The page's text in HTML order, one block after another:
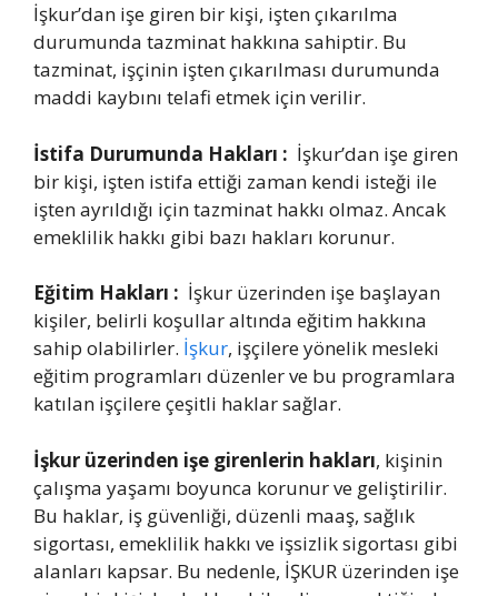
İşkur’dan işe giren bir kişi, işten çıkarılma
durumunda tazminat hakkına sahiptir. Bu
tazminat, işçinin işten çıkarılması durumunda
maddi kaybını telafi etmek için verilir.
İstifa Durumunda Hakları : İşkur’dan işe giren
bir kişi, işten istifa ettiği zaman kendi isteği ile
işten ayrıldığı için tazminat hakkı olmaz. Ancak
emeklilik hakkı gibi bazı hakları korunur.
Eğitim Hakları : İşkur üzerinden işe başlayan
kişiler, belirli koşullar altında eğitim hakkına
sahip olabilirler. İşkur, işçilere yönelik mesleki
eğitim programları düzenler ve bu programlara
katılan işçilere çeşitli haklar sağlar.
İşkur üzerinden işe girenlerin hakları, kişinin
çalışma yaşamı boyunca korunur ve geliştirilir.
Bu haklar, iş güvenliği, düzenli maaş, sağlık
sigortası, emeklilik hakkı ve işsizlik sigortası gibi
alanları kapsar. Bu nedenle, İŞKUR üzerinden işe